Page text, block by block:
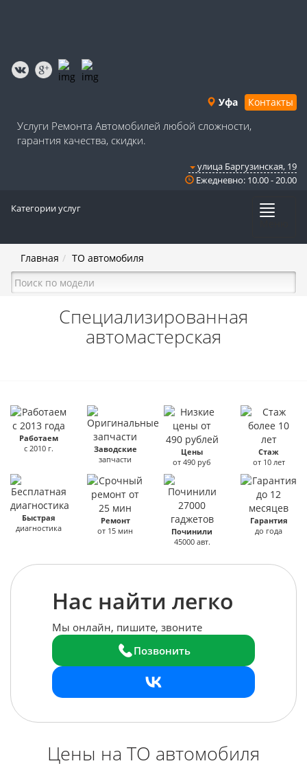
Уфа Контакты
Услуги Ремонта Автомобилей любой сложности,
гарантия качества, скидки.
улица Баргузинская, 19
Ежедневно: 10.00 - 20.00
Категории услуг
Главная ТО автомобиля
Специализированная
автомастерская
Работаем
с 2010 г.
Заводские
запчасти
Цены
от 490 руб
Стаж
от 10 лет
Быстрая
диагностика
Ремонт
от 15 мин
Починили
45000 авт.
Гарантия
до года
Нас найти легко
Мы онлайн, пишите, звоните
Позвонить
Цены на ТО автомобиля